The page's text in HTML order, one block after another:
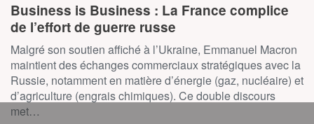
Business is Business : La France complice
de l’effort de guerre russe
Malgré son soutien affiché à l’Ukraine, Emmanuel Macron
maintient des échanges commerciaux stratégiques avec la
Russie, notamment en matière d’énergie (gaz, nucléaire) et
d’agriculture (engrais chimiques). Ce double discours
met…